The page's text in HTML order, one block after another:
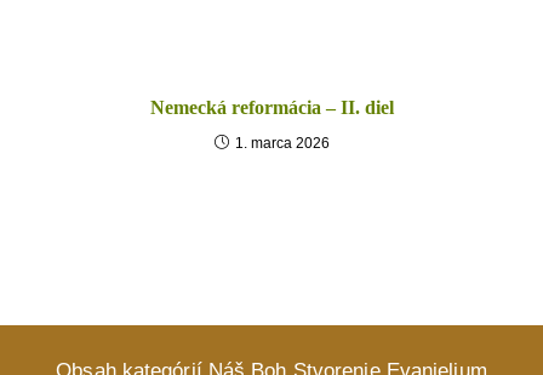
Nemecká reformácia – II. diel
1. marca 2026